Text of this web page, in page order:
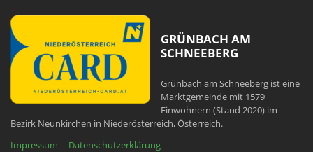
GRÜNBACH AM
SCHNEEBERG
Grünbach am Schneeberg ist eine
Marktgemeinde mit 1579
Einwohnern (Stand 2020) im
Bezirk Neunkirchen in Niederösterreich, Österreich.
Impressum
Datenschutzerklärung